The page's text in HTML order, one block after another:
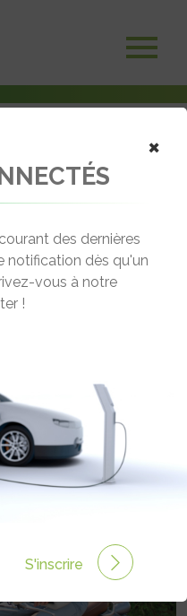
en LOA
EN LOA
Mar 2025 à 06:00
×
des dernières
notification dès qu'un
vous à notre
!
S'inscrire